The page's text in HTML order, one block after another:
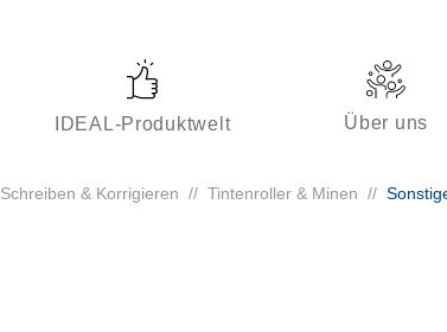
IDEAL-Produktwelt Über uns
Schreiben & Korrigieren // Tintenroller & Minen //